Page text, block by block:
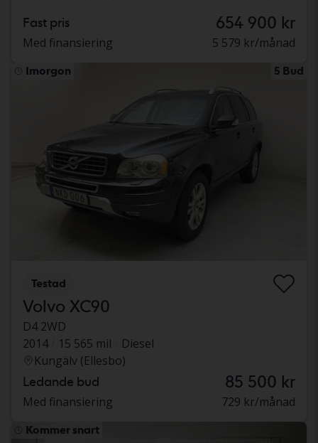
Fast pris 654 900 kr
Med finansiering 5 579 kr/månad
Imorgon 5 Bud
Testad
Volvo XC90
D4 2WD
2014
15 565 mil
Diesel
Kungälv (Ellesbo)
Ledande bud 85 500 kr
Med finansiering 729 kr/månad
Kommer snart